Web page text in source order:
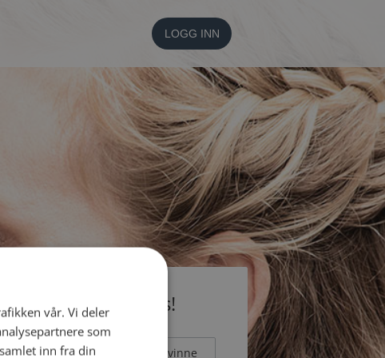
LOGG INN
Bli medlem gratis!
en: Mann Kvinne
vår. Vi deler
som
inn fra din